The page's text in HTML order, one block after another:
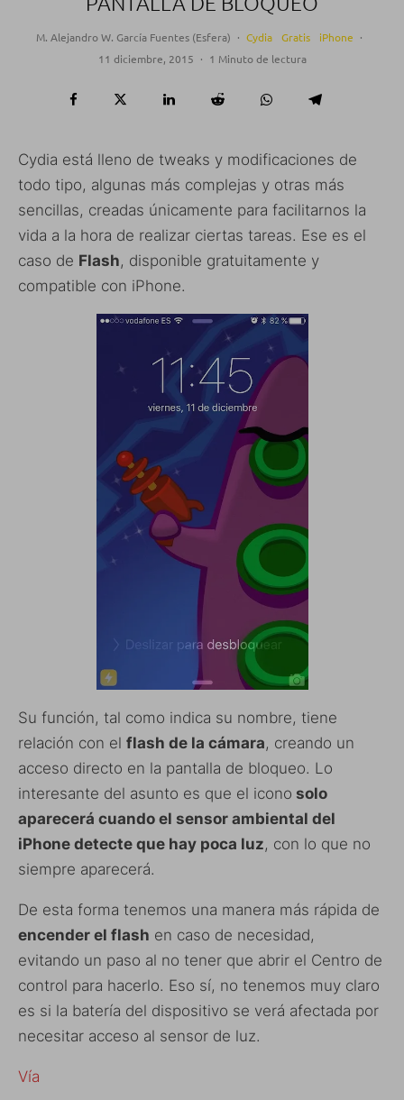
M. Alejandro W. García Fuentes (Esfera) · Cydia Gratis iPhone ·
11 diciembre, 2015 · 1 Minuto de lectura
Cydia está lleno de tweaks y modificaciones de
todo tipo, algunas más complejas y otras más
sencillas, creadas únicamente para facilitarnos la
vida a la hora de realizar ciertas tareas. Ese es el
caso de Flash, disponible gratuitamente y
compatible con iPhone.
Su función, tal como indica su nombre, tiene
relación con el flash de la cámara, creando un
acceso directo en la pantalla de bloqueo. Lo
interesante del asunto es que el icono solo
aparecerá cuando el sensor ambiental del
iPhone detecte que hay poca luz, con lo que no
siempre aparecerá.
De esta forma tenemos una manera más rápida de
encender el flash en caso de necesidad,
evitando un paso al no tener que abrir el Centro de
control para hacerlo. Eso sí, no tenemos muy claro
es si la batería del dispositivo se verá afectada por
necesitar acceso al sensor de luz.
Vía